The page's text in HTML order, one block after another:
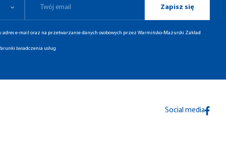
Zapisz się
e-mail oraz na przetwarzanie danych osobowych przez Warmińsko-Mazurski Zakład
świadczenia usług
Social media